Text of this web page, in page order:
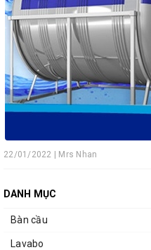
22/01/2022 | Mrs Nhan
DANH MỤC
Bàn cầu
Lavabo